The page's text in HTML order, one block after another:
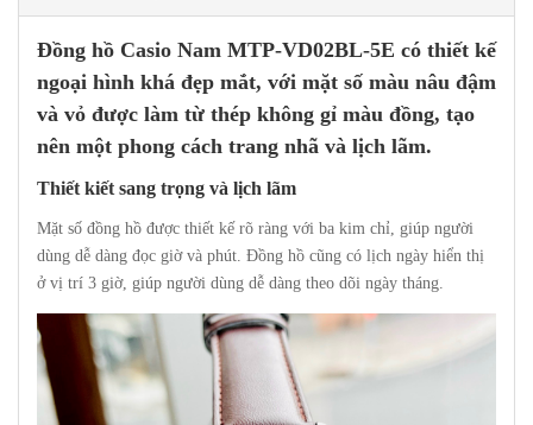
Đồng hồ Casio Nam MTP-VD02BL-5E có thiết kế
ngoại hình khá đẹp mắt, với mặt số màu nâu đậm
và vỏ được làm từ thép không gỉ màu đồng, tạo
nên một phong cách trang nhã và lịch lãm.
Thiết kiết sang trọng và lịch lãm
Mặt số đồng hồ được thiết kế rõ ràng với ba kim chỉ, giúp người
dùng dễ dàng đọc giờ và phút. Đồng hồ cũng có lịch ngày hiển thị
ở vị trí 3 giờ, giúp người dùng dễ dàng theo dõi ngày tháng.